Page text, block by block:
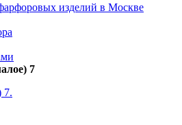
изделий в Москве
7